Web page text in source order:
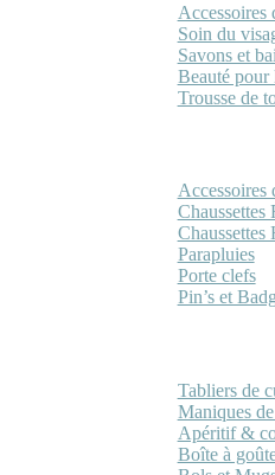
Accessoires
Soin du
Savons et
Beauté pour
Trousse de
Accessoires
Chaussettes
Chaussettes
Parapluies
Porte clefs
Pin’s et
Tabliers de
Maniques
Apéritif &
Boîte à